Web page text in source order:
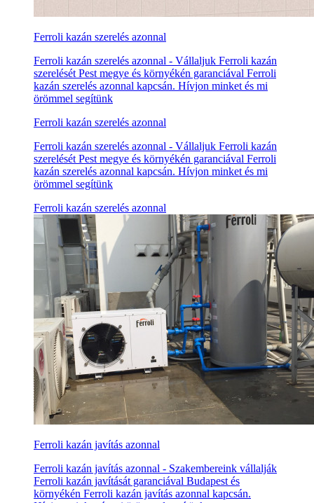
Ferroli kazán szerelés azonnal
Ferroli kazán szerelés azonnal - Vállaljuk Ferroli kazán
szerelését Pest megye és környékén garanciával Ferroli
kazán szerelés azonnal kapcsán. Hívjon minket és mi
örömmel segítünk
Ferroli kazán szerelés azonnal
Ferroli kazán szerelés azonnal - Vállaljuk Ferroli kazán
szerelését Pest megye és környékén garanciával Ferroli
kazán szerelés azonnal kapcsán. Hívjon minket és mi
örömmel segítünk
Ferroli kazán szerelés azonnal
Ferroli kazán javítás azonnal
Ferroli kazán javítás azonnal - Szakembereink vállalják
Ferroli kazán javítását garanciával Budapest és
környékén Ferroli kazán javítás azonnal kapcsán.